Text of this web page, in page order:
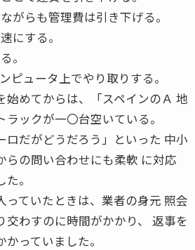
がらも管理費は引き下げる。
にする。
。
ピュータ上でやり取りする。
めてからは、「スペインのＡ 地
ックが一〇台空いている。
ロだがどうだろう」といった 中小
らの問い合わせにも柔軟 に対応
。
ていたときは、業者の身元 照会
交わすのに時間がかかり、 返事を
っていました。